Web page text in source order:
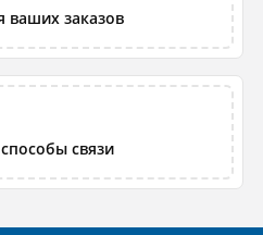
ваших заказов
связи